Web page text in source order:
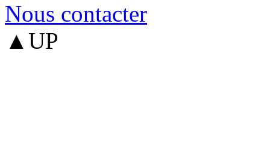
Nous contacter
▲UP